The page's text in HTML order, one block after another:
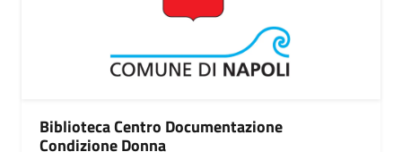
Biblioteca Centro Documentazione
Condizione Donna